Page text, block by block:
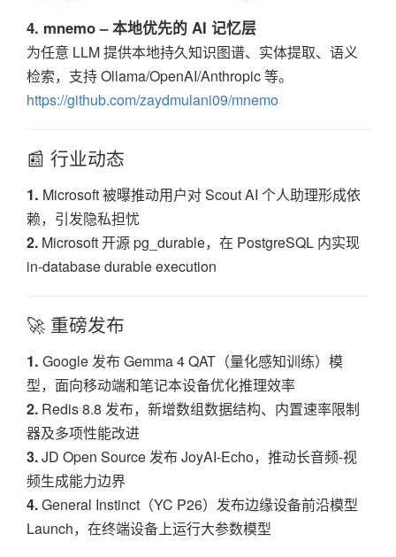
4. mnemo – 本地优先的 AI 记忆层
为任意 LLM 提供本地持久知识图谱、实体提取、语义
检索，支持 Ollama/OpenAI/Anthropic 等。
https://github.com/zaydmulani09/mnemo
📰 行业动态
1. Microsoft 被曝推动用户对 Scout AI 个人助理形成依
赖，引发隐私担忧
2. Microsoft 开源 pg_durable，在 PostgreSQL 内实现
in-database durable execution
🚀 重磅发布
1. Google 发布 Gemma 4 QAT（量化感知训练）模
型，面向移动端和笔记本设备优化推理效率
2. Redis 8.8 发布，新增数组数据结构、内置速率限制
器及多项性能改进
3.JD Open Source 发布 JoyAI-Echo，推动长音频-视
频生成能力边界
4.General Instinct（YC P26）发布边缘设备前沿模型
Launch，在终端设备上运行大参数模型